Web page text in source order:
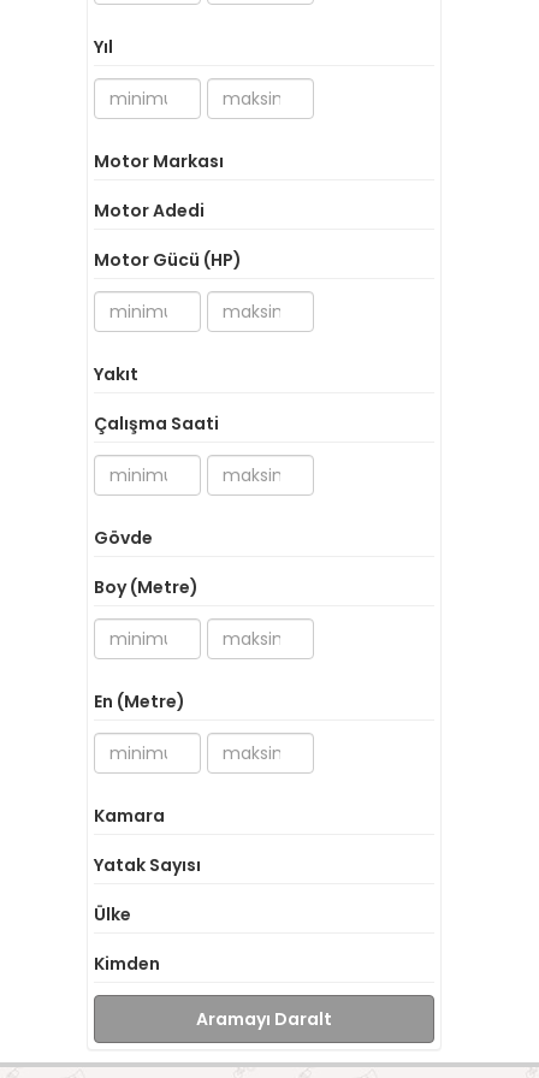
881
881 RPH( 0 )
Custom Line 112 Next
Custom Line 97
Diğer ( 0 )
Navetta 26( 0 )
Yıl
Motor Markası
Motor Adedi
Motor Gücü (HP)
Yakıt
Çalışma Saati
Gövde
Boy (Metre)
En (Metre)
Kamara
Yatak Sayısı
Ülke
Kimden
Aramayı Daralt